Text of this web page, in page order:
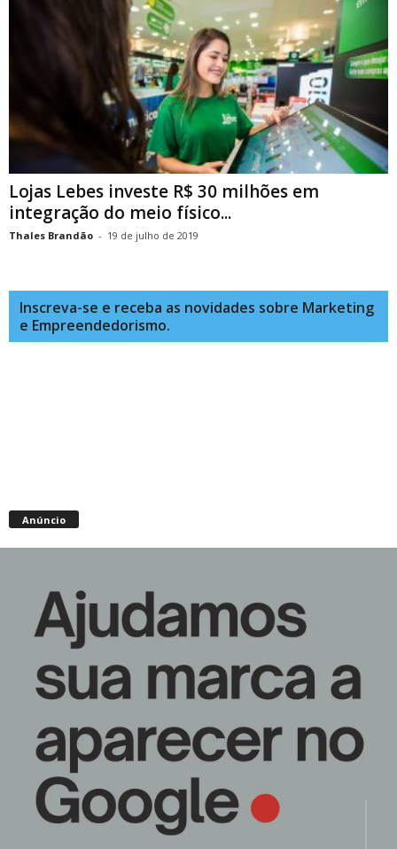
Lojas Lebes investe R$ 30 milhões em
integração do meio físico...
Thales Brandão - 19 de julho de 2019
Inscreva-se e receba as novidades sobre Marketing
e Empreendedorismo.
Anúncio